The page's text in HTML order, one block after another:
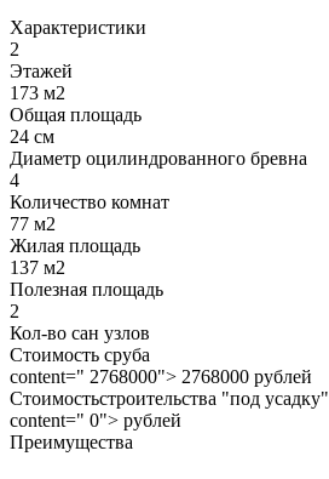
Характеристики
2
Этажей
173 м2
Общая площадь
24 см
Диаметр оцилиндрованного бревна
4
Количество комнат
77 м2
Жилая площадь
137 м2
Полезная площадь
2
Кол-во сан узлов
Стоимость сруба
content=" 2768000"> 2768000 рублей
Стоимостьстроительства "под усадку"
content=" 0"> рублей
Преимущества